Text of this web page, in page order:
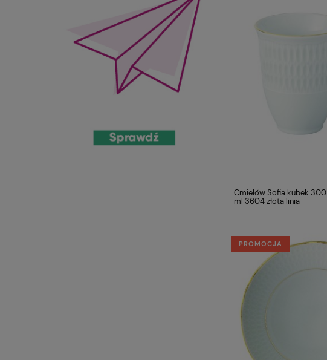
Ćmielów Sofia kubek 300
ml 3604 złota linia
PROMOCJA